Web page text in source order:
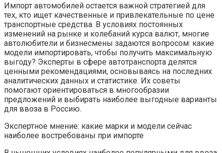
Импорт автомобилей остается важной стратегией для
тех, кто ищет качественные и привлекательные по цене
транспортные средства. В условиях постоянных
изменений на рынке и колебаний курса валют, многие
автолюбители и бизнесмены задаются вопросом: какие
модели импортировать, чтобы получить максимальную
выгоду? Эксперты в сфере автотранспорта делятся
ценными рекомендациями, основываясь на последних
аналитических данных и статистике. Их советы
помогают ориентироваться в многообразии
предложений и выбирать наиболее выгодные варианты
для ввоза в Россию.
Экспертное мнение: какие марки и модели сейчас
наиболее востребованы при импорте